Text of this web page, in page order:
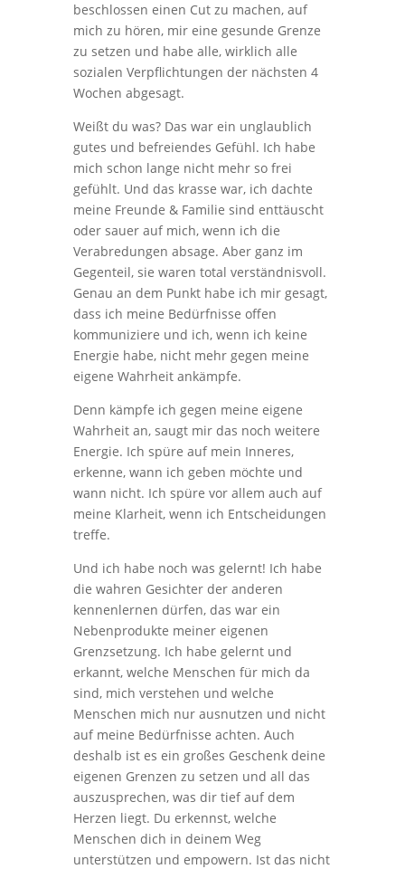
beschlossen einen Cut zu machen, auf
mich zu hören, mir eine gesunde Grenze
zu setzen und habe alle, wirklich alle
sozialen Verpflichtungen der nächsten 4
Wochen abgesagt.
Weißt du was? Das war ein unglaublich
gutes und befreiendes Gefühl. Ich habe
mich schon lange nicht mehr so frei
gefühlt. Und das krasse war, ich dachte
meine Freunde & Familie sind enttäuscht
oder sauer auf mich, wenn ich die
Verabredungen absage. Aber ganz im
Gegenteil, sie waren total verständnisvoll.
Genau an dem Punkt habe ich mir gesagt,
dass ich meine Bedürfnisse offen
kommuniziere und ich, wenn ich keine
Energie habe, nicht mehr gegen meine
eigene Wahrheit ankämpfe.
Denn kämpfe ich gegen meine eigene
Wahrheit an, saugt mir das noch weitere
Energie. Ich spüre auf mein Inneres,
erkenne, wann ich geben möchte und
wann nicht. Ich spüre vor allem auch auf
meine Klarheit, wenn ich Entscheidungen
treffe.
Und ich habe noch was gelernt! Ich habe
die wahren Gesichter der anderen
kennenlernen dürfen, das war ein
Nebenprodukte meiner eigenen
Grenzsetzung. Ich habe gelernt und
erkannt, welche Menschen für mich da
sind, mich verstehen und welche
Menschen mich nur ausnutzen und nicht
auf meine Bedürfnisse achten. Auch
deshalb ist es ein großes Geschenk deine
eigenen Grenzen zu setzen und all das
auszusprechen, was dir tief auf dem
Herzen liegt. Du erkennst, welche
Menschen dich in deinem Weg
unterstützen und empowern. Ist das nicht